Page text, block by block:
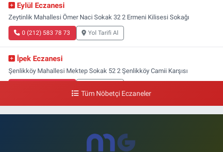
Eylül Eczanesi
Zeytinlik Mahallesi Ömer Naci Sokak 32 2 Ermeni Kilisesi Sokağı
0 (212) 583 78 73 Yol Tarifi Al
İpek Eczanesi
Şenlikköy Mahallesi Mektep Sokak 52 2 Şenlikköy Camii Karşısı
Gün Eczanesi
Yol Tarifi Al
Tüm Nöbetçi Eczaneler